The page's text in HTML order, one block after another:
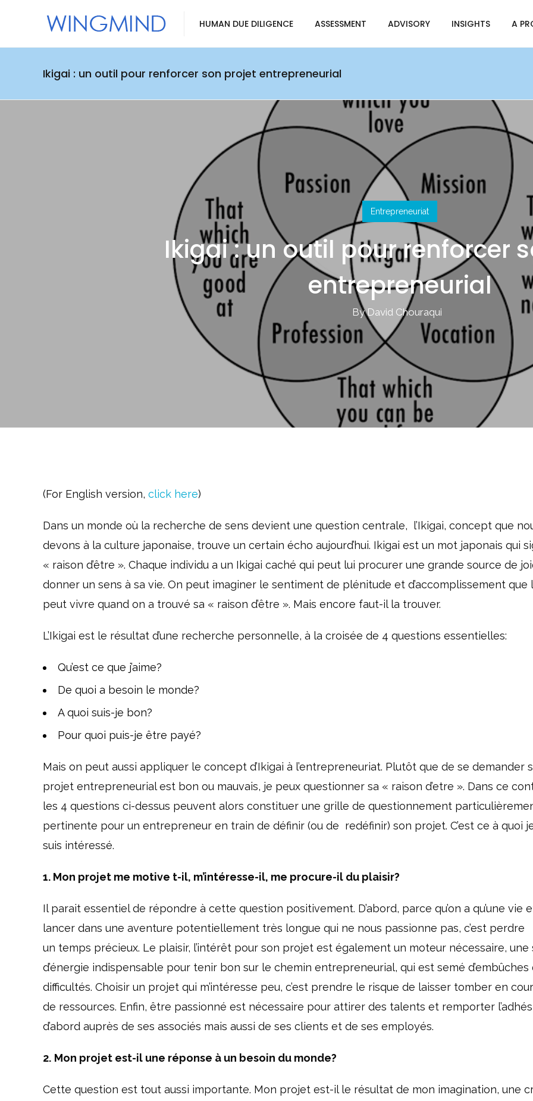
HUMAN DUE DILIGENCE ASSESSMENT ADVISORY INSIGHTS A
Ikigai : un outil pour renforcer son projet entrepreneurial
Entrepreneuriat
Ikigai : un outil pour renforcer
entrepreneurial
By David Chouraqui
(For English version, click here)
Dans un monde où la recherche de sens devient une question centrale, l’Ikigai, concept que
devons à la culture japonaise, trouve un certain écho aujourd’hui. Ikigai est un mot japonais qui
« raison d’être ». Chaque individu a un Ikigai caché qui peut lui procurer une grande source de
donner un sens à sa vie. On peut imaginer le sentiment de plénitude et d’accomplissement que
peut vivre quand on a trouvé sa « raison d’être ». Mais encore faut-il la trouver.
L’Ikigai est le résultat d’une recherche personnelle, à la croisée de 4 questions essentielles:
Qu’est ce que j’aime?
De quoi a besoin le monde?
A quoi suis-je bon?
Pour quoi puis-je être payé?
Mais on peut aussi appliquer le concept d’Ikigai à l’entrepreneuriat. Plutôt que de se demander
projet entrepreneurial est bon ou mauvais, je peux questionner sa « raison d’etre ». Dans ce
les 4 questions ci-dessus peuvent alors constituer une grille de questionnement
pertinente pour un entrepreneur en train de définir (ou de redéfinir) son projet. C’est ce à quoi
suis intéressé.
1. Mon projet me motive t-il, m’intéresse-il, me procure-il du plaisir?
Il parait essentiel de répondre à cette question positivement. D’abord, parce qu’on a qu’une vie
lancer dans une aventure potentiellement très longue qui ne nous passionne pas, c’est perdre
un temps précieux. Le plaisir, l’intérêt pour son projet est également un moteur nécessaire, une
d’énergie indispensable pour tenir bon sur le chemin entrepreneurial, qui est semé d’embûches
difficultés. Choisir un projet qui m’intéresse peu, c’est prendre le risque de laisser tomber en
de ressources. Enfin, être passionné est nécessaire pour attirer des talents et remporter
d’abord auprès de ses associés mais aussi de ses clients et de ses employés.
2. Mon projet est-il une réponse à un besoin du monde?
Cette question est tout aussi importante. Mon projet est-il le résultat de mon imagination, une